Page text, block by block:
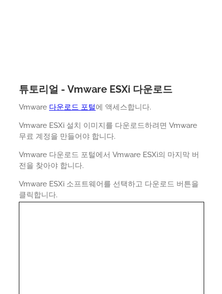
튜토리얼 - Vmware ESXi 다운로드
Vmware 다운로드 포털에 액세스합니다.
Vmware ESXi 설치 이미지를 다운로드하려면 Vmware
무료 계정을 만들어야 합니다.
Vmware 다운로드 포털에서 Vmware ESXi의 마지막 버
전을 찾아야 합니다.
Vmware ESXi 소프트웨어를 선택하고 다운로드 버튼을
클릭합니다.